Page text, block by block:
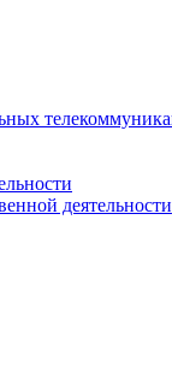
деятельности